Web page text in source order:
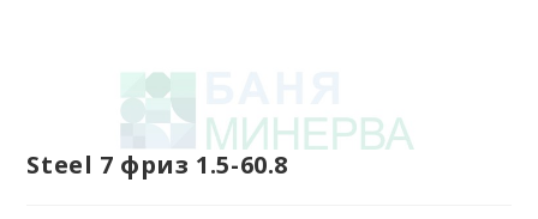
Steel 7 фриз 1.5-60.8